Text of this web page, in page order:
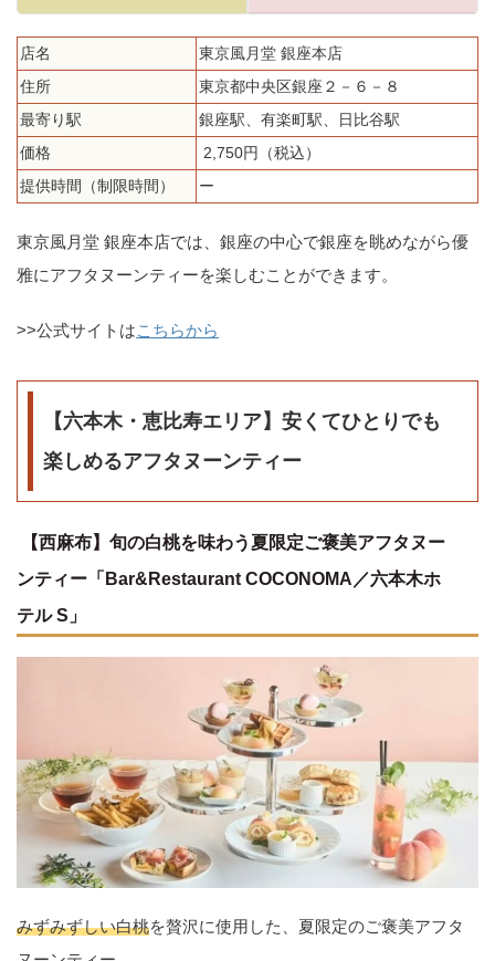
店名
東京風月堂 銀座本店
住所
東京都中央区銀座２－６－８
最寄り駅
銀座駅、有楽町駅、日比谷駅
価格
2,750円（税込）
提供時間（制限時間）
ー
東京風月堂 銀座本店では、銀座の中心で銀座を眺めながら優
雅にアフタヌーンティーを楽しむことができます。
>>公式サイトはこちらから
【六本木・恵比寿エリア】安くてひとりでも
楽しめるアフタヌーンティー
【西麻布】旬の白桃を味わう夏限定ご褒美アフタヌー
ンティー「Bar&Restaurant COCONOMA／六本木ホ
テル S」
みずみずしい白桃を贅沢に使用した、夏限定のご褒美アフタ